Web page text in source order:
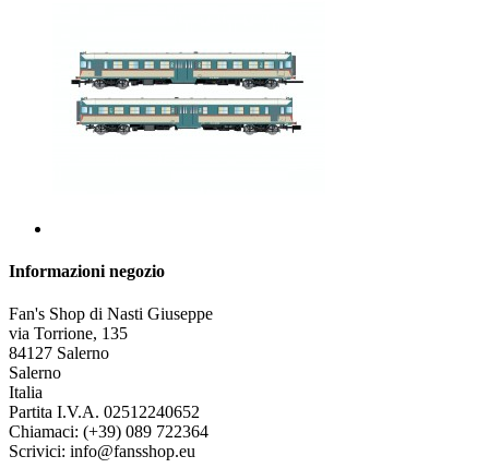
Informazioni negozio
Fan's Shop di Nasti Giuseppe
via Torrione, 135
84127 Salerno
Salerno
Italia
Partita I.V.A. 02512240652
Chiamaci: (+39) 089 722364
Scrivici: info@fansshop.eu